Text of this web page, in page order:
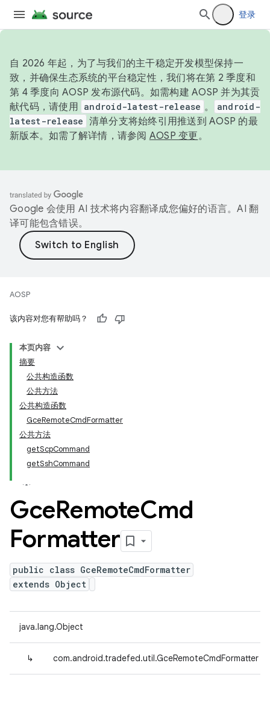
登录
自 2026 年起，为了与我们的主干稳定开发模型保持一
致，并确保生态系统的平台稳定性，我们将在第 2 季度和
第 4 季度向 AOSP 发布源代码。如需构建 AOSP 并为其贡
献代码，请使用 android-latest-release 。
android-
latest-release 清单分支将始终引用推送到 AOSP 的最
新版本。如需了解详情，请参阅 AOSP 变更。
Google 会使用 AI 技术将内容翻译成您偏好的语言。AI 翻
译可能包含错误。
AOSP
该内容对您有帮助吗？
本页内容
摘要
公共构造函数
公共方法
公共构造函数
GceRemoteCmdFormatter
公共方法
getScpCommand
getSshCommand
GceRemoteCmd
Formatter
public class GceRemoteCmdFormatter
extends Object
java.lang.Object
↳ com.android.tradefed.util.GceRemoteCmdFormatter